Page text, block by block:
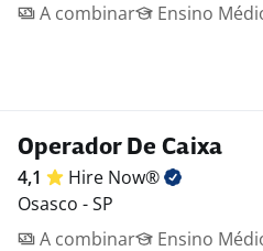
A combinar
Ensino
Operador De Caixa
4,1 Hire Now®
Osasco - SP
A combinar
Ensino